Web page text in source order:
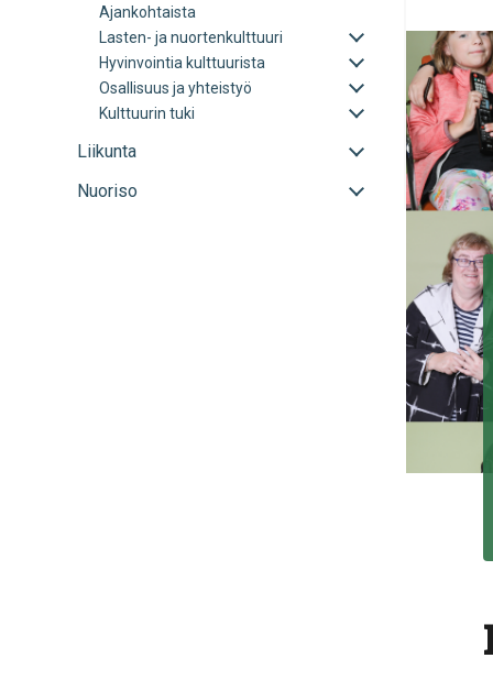
alavalikko
Ajankohtaista
Lasten- ja nuortenkulttuuri
Avaa
sulje
alavalikko
Hyvinvointia kulttuurista
Avaa
sulje
alavalikko
Osallisuus ja yhteistyö
Avaa
sulje
Kulttuurin tuki
Avaa
sulje
Liikunta
Avaa
sulje
Nuoriso
Avaa